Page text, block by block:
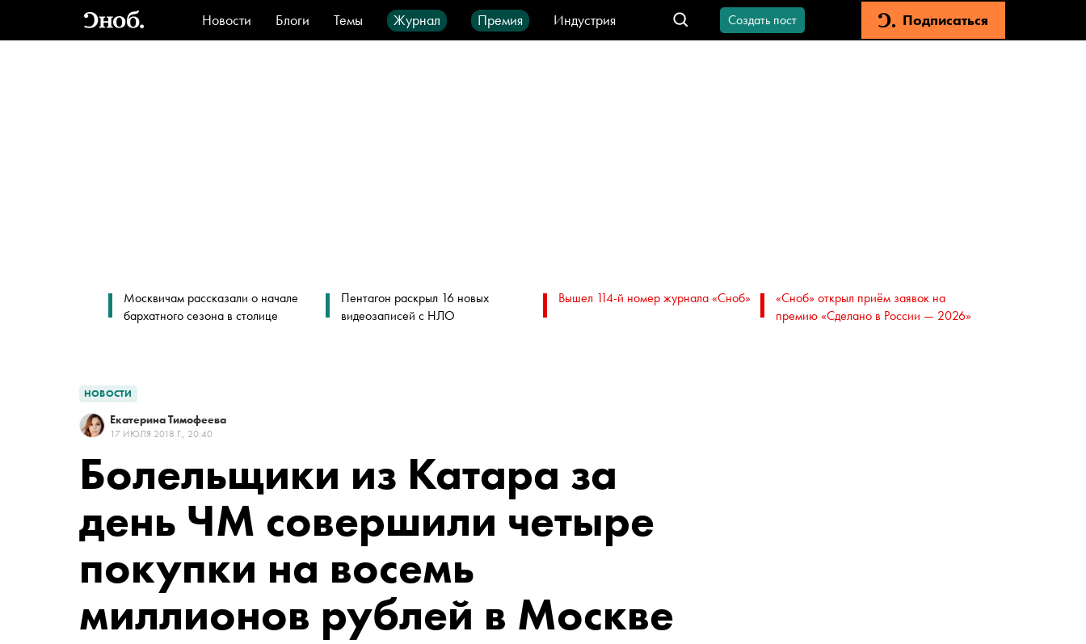
Новости Блоги Темы Журнал Премия
Индустрия
Стиль
Видео Город IT-продукты
Создать пост Подписаться
Москвичам рассказали о начале
бархатного сезона в столице
Пентагон раскрыл 16 новых
видеозаписей с НЛО
Вышел 114-й номер журнала «Сноб»
«Сноб» открыл приём заявок на
премию «Сделано в России — 2026»
НОВОСТИ
Екатерина Тимофеева
17 ИЮЛЯ 2018 Г., 20:40
Болельщики из Катара за
день ЧМ совершили четыре
покупки на восемь
миллионов рублей в Москве